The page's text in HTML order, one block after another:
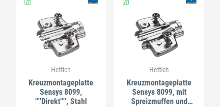
Hettich
Kreuzmontageplatte
Sensys 8099,
''''Direkt'''', Stahl
Hettich
Kreuzmontageplatte
Sensys 8099, mit
Spreizmuffen und